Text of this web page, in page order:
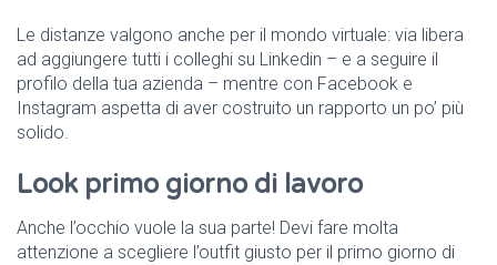
Le distanze valgono anche per il mondo virtuale: via libera
ad aggiungere tutti i colleghi su Linkedin – e a seguire il
profilo della tua azienda – mentre con Facebook e
Instagram aspetta di aver costruito un rapporto un po’ più
solido.
Look primo giorno di lavoro
Anche l’occhio vuole la sua parte! Devi fare molta
attenzione a scegliere l’outfit giusto per il primo giorno di